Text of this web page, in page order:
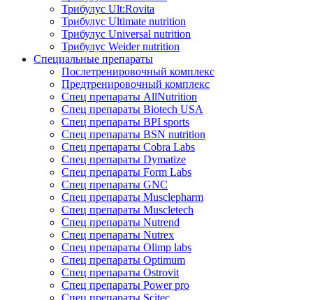
Трибулус Ult:Rovita
Трибулус Ultimate nutrition
Трибулус Universal nutrition
Трибулус Weider nutrition
Специальные препараты
Послетренировочный комплекс
Предтренировочный комплекс
Спец препараты AllNutrition
Спец препараты Biotech USA
Спец препараты BPI sports
Спец препараты BSN nutrition
Спец препараты Cobra Labs
Спец препараты Dymatize
Спец препараты Form Labs
Спец препараты GNC
Спец препараты Musclepharm
Спец препараты Muscletech
Спец препараты Nutrend
Спец препараты Nutrex
Спец препараты Olimp labs
Спец препараты Optimum
Спец препараты Ostrovit
Спец препараты Power pro
Спец препараты Scitec